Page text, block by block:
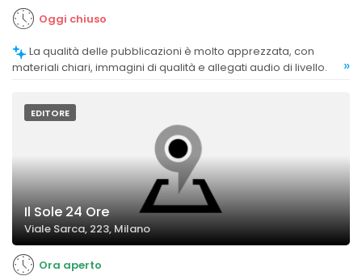
Oggi chiuso
materiali chiari, immagini di qualità e allegati audio di livello.
»
EDITORE
Il Sole 24 Ore
Viale Sarca, 223, Milano
Ora aperto